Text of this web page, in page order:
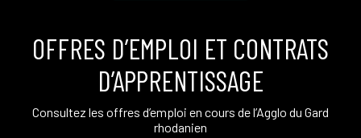
OFFRES D’EMPLOI ET CONTRATS
D’APPRENTISSAGE
Consultez les offres d’emploi en cours de l’Agglo du Gard
rhodanien